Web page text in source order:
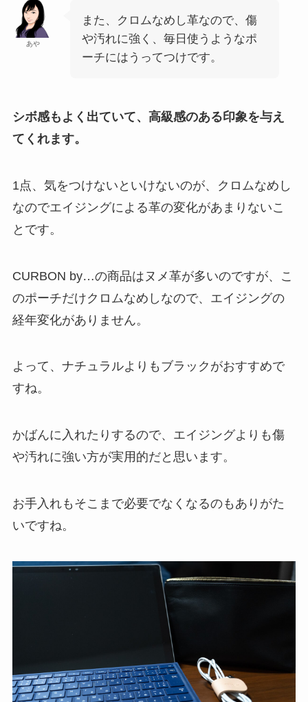
あや
また、クロムなめし革なので、傷
や汚れに強く、毎日使うようなポ
ーチにはうってつけです。
シボ感もよく出ていて、高級感のある印象を与え
てくれます。
1点、気をつけないといけないのが、クロムなめし
なのでエイジングによる革の変化があまりないこ
とです。
CURBON by…の商品はヌメ革が多いのですが、こ
のポーチだけクロムなめしなので、エイジングの
経年変化がありません。
よって、ナチュラルよりもブラックがおすすめで
すね。
かばんに入れたりするので、エイジングよりも傷
や汚れに強い方が実用的だと思います。
お手入れもそこまで必要でなくなるのもありがた
いですね。